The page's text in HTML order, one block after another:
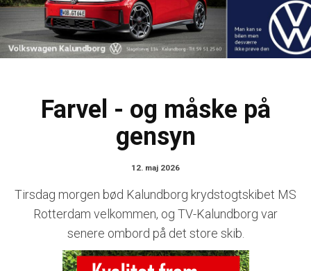
Farvel - og måske på
gensyn
12. maj 2026
Tirsdag morgen bød Kalundborg krydstogtskibet MS
Rotterdam velkommen, og TV-Kalundborg var
senere ombord på det store skib.